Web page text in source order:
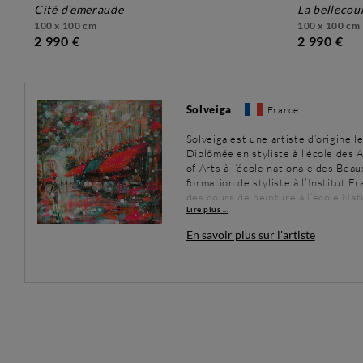
cité d'emeraude
100 x 100 cm
2 990 €
la
100 x 100 cm
2 990 €
Solveiga France
Solveiga est une artiste d’origine
Diplômée en styliste à l’école des
of Arts à l’école nationale des
formation de styliste à l’Institut
des cours de peinture à l’école
enchaînant par de nombreuses
elle réside. Solveiga, fidèle à son
trouve beau et harmonieux. Bref,
Lire plus ...
En savoir plus sur l'artiste